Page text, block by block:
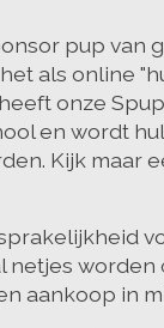
pup van
als online
onze
en wordt
Kijk maar
netjes
aankoop in